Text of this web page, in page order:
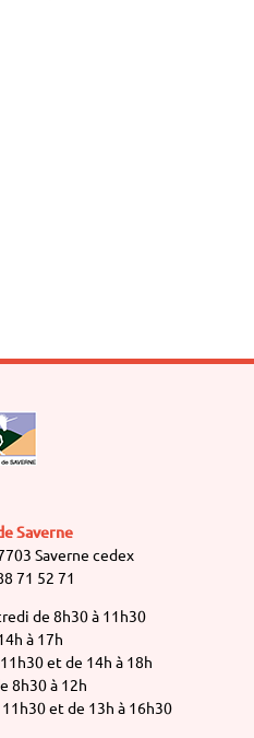
Saverne
Saverne cedex
71 52 71
de 8h30 à 11h30
à 17h
et de 14h à 18h
8h30 à 12h
et de 13h à 16h30